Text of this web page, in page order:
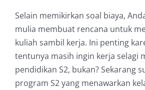
Selain memikirkan soal biaya,
mulia membuat rencana untuk
kuliah sambil kerja. Ini penting
tentunya masih ingin kerja selagi
pendidikan S2, bukan? Sekarang
program S2 yang menawarkan